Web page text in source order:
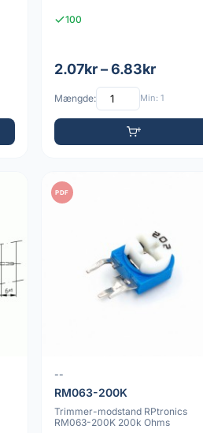
100
2.07kr – 6.83kr
Mængde: Min: 1
PDF
--
RM063-200K
Trimmer-modstand RPtronics
RM063-200K 200k Ohms